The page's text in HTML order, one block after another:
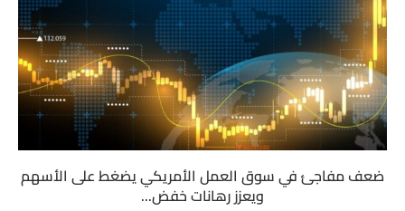
ضعف مفاجئ في سوق العمل الأمريكي يضغط على الأسهم
ويعزز رهانات خفض...